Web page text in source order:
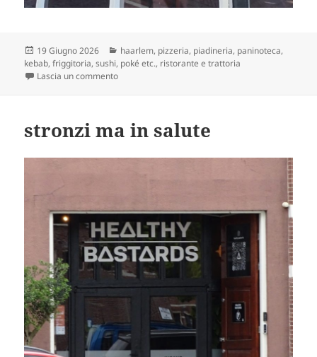
Scritto
il
19 Giugno 2026 Categorie
haarlem, pizzeria, piadineria, paninoteca,
kebab, friggitoria, sushi, poké etc., ristorante e trattoria
Lascia un commentosu italiano all’estero che ha perso le doppie
stronzi ma in salute